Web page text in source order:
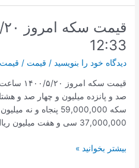
امروز
ساعت
14:42
12:33
دیدگاه‌ خود را بنویسید / قیمت / قیمت
صد و پانزده میلیون و چهار صد و
سکه 59,000,000 پنجاه
37,000,000 سی و هفت میلیون ریال
قیمت
بیشتر بخوانید »